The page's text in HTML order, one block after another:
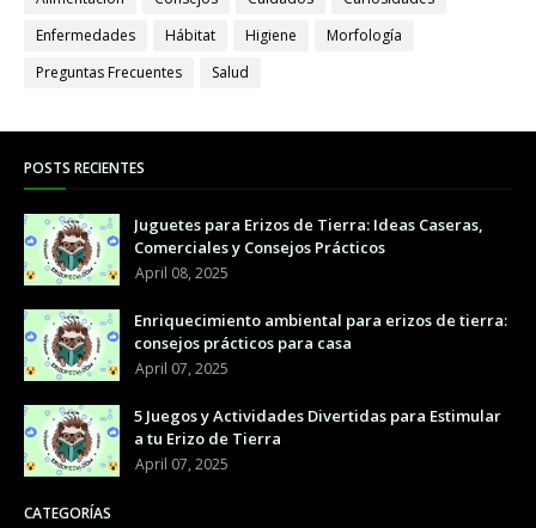
Enfermedades
Hábitat Higiene
Morfología
Preguntas Frecuentes
Salud
POSTS RECIENTES
Juguetes para Erizos de Tierra: Ideas Caseras,
Comerciales y Consejos Prácticos
April 08, 2025
Enriquecimiento ambiental para erizos de tierra:
consejos prácticos para casa
April 07, 2025
5 Juegos y Actividades Divertidas para Estimular
a tu Erizo de Tierra
April 07, 2025
CATEGORÍAS